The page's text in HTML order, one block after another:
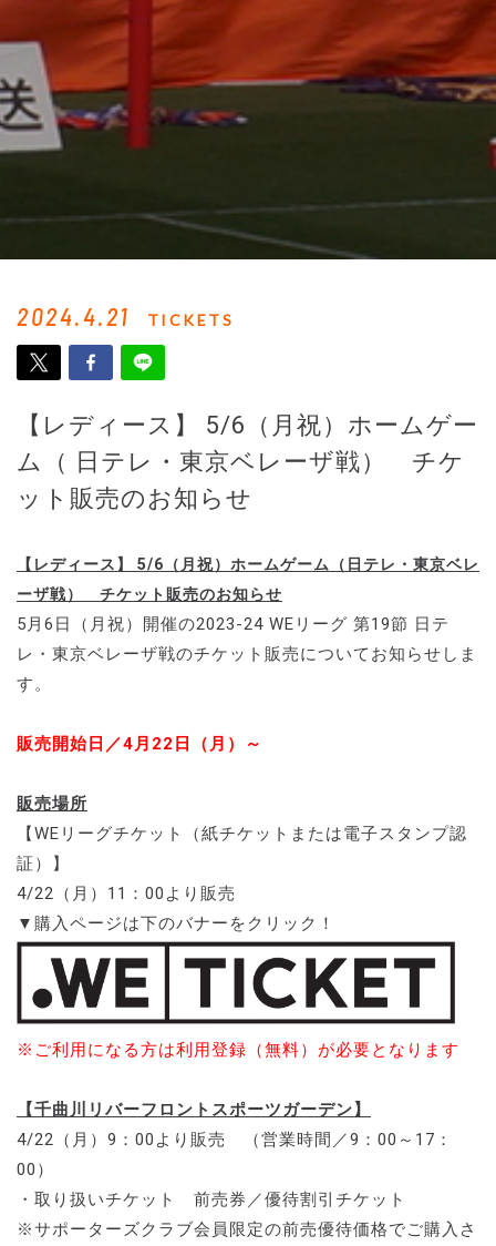
2024.4.21 TICKETS
【レディース】 5/6（月祝）ホームゲー
ム（ 日テレ・東京ベレーザ戦） チケ
ット販売のお知らせ
【レディース】 5/6（月祝）ホームゲーム（日テレ・東京ベレ
ーザ戦） チケット販売のお知らせ
5月6日（月祝）開催の2023-24 WEリーグ 第19節 日テ
レ・東京ベレーザ戦のチケット販売についてお知らせしま
す。
販売開始日／4月22日（月）～
販売場所
【WEリーグチケット（紙チケットまたは電子スタンプ認
証）】
4/22（月）11：00より販売
▼購入ページは下のバナーをクリック！
※ご利用になる方は利用登録（無料）が必要となります
【千曲川リバーフロントスポーツガーデン】
4/22（月）9：00より販売 （営業時間／9：00～17：
00）
・取り扱いチケット 前売券／優待割引チケット
※サポーターズクラブ会員限定の前売優待価格でご購入さ